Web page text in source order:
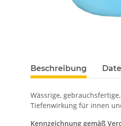
Beschreibung
Wässrige,
Tiefenwirkung für innen
Kennzeichnung gemäß